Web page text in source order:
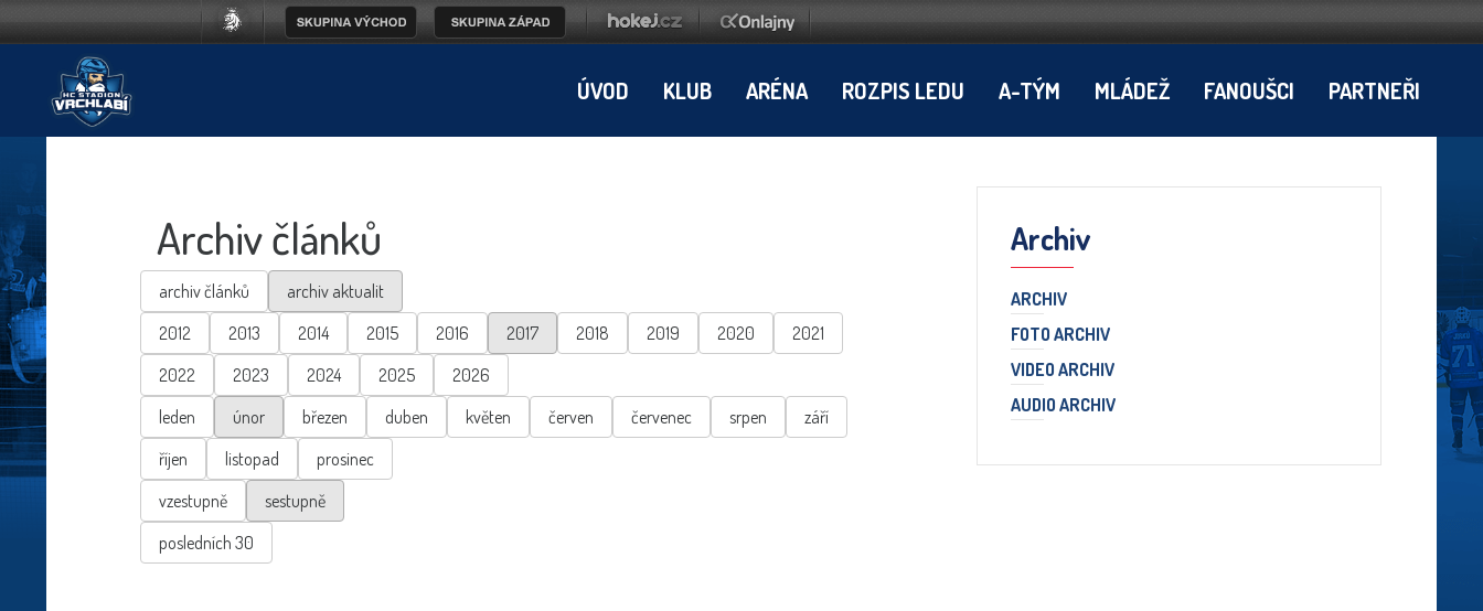
ÚVOD KLUB ARÉNA ROZPIS LEDU A-TÝM MLÁDEŽ FANOUŠCI PARTNEŘI
Archiv článků
archiv článků
archiv aktualit
2012
2013 2014 2015 2016 2017 2018 2019 2020
2021
2022
2023 2024 2025
2026
leden
únor březen duben květen červen červenec srpen
září
říjen
listopad
prosinec
vzestupně
sestupně
posledních 30
Archiv
ARCHIV
FOTO ARCHIV
VIDEO ARCHIV
AUDIO ARCHIV